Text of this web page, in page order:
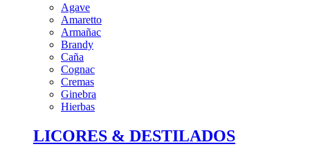
Agave
Amaretto
Armañac
Brandy
Caña
Cognac
Cremas
Ginebra
Hierbas
LICORES & DESTILADOS